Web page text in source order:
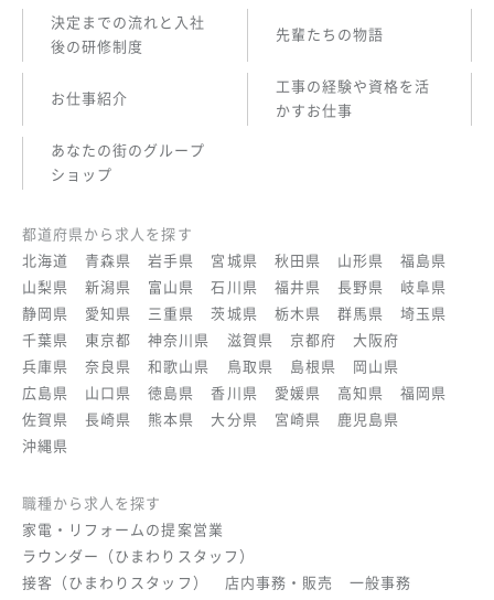
決定までの流れと入社
後の研修制度
先輩たちの物語
お仕事紹介
工事の経験や資格を活
かすお仕事
あなたの街のグループ
ショップ
都道府県から求人を探す
北海道
青森県 岩手県 宮城県 秋田県 山形県
福島県
山梨県
新潟県 富山県 石川県 福井県 長野県
岐阜県
静岡県
愛知県 三重県 茨城県 栃木県 群馬県
埼玉県
千葉県
東京都 神奈川県 滋賀県 京都府
大阪府
兵庫県
奈良県 和歌山県 鳥取県 島根県
岡山県
広島県
山口県 徳島県 香川県 愛媛県 高知県
福岡県
佐賀県
長崎県 熊本県 大分県 宮崎県
鹿児島県
沖縄県
職種から求人を探す
家電・リフォームの提案営業
ラウンダー（ひまわりスタッフ）
接客（ひまわりスタッフ）
店内事務・販売
一般事務